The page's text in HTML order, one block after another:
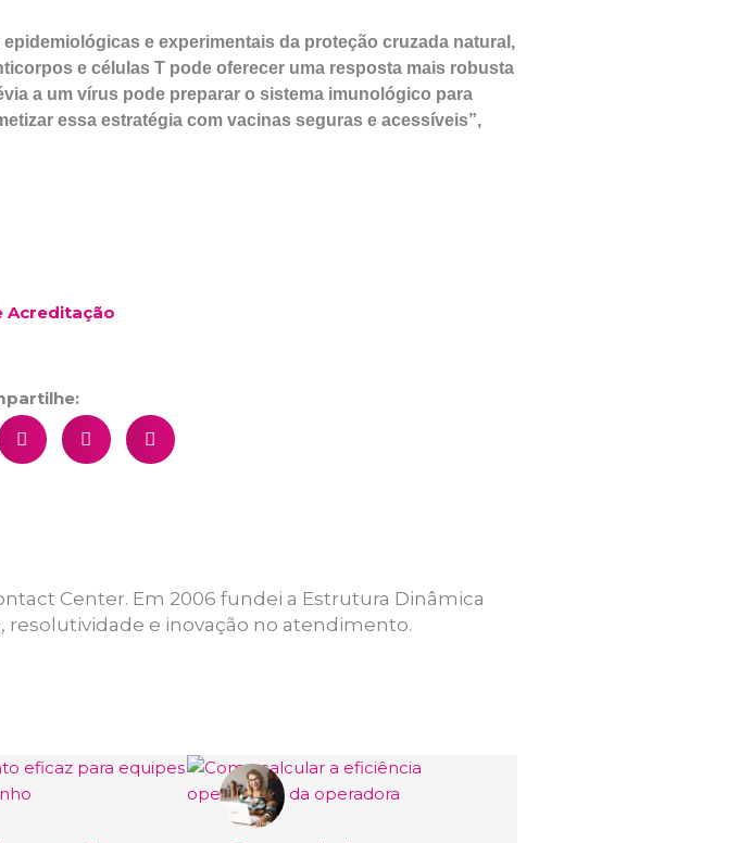
e experimentais da proteção cruzada natural,
e células T pode oferecer uma resposta mais robusta
a um vírus pode preparar o sistema imunológico para
essa estratégia com vacinas seguras e acessíveis”,
Acreditação
Center. Em 2006 fundei a Estrutura Dinâmica
e inovação no atendimento.